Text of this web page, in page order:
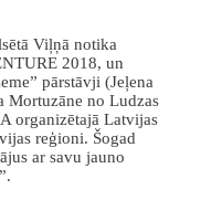
Viļņā notika
2018, un
pārstāvji (Jeļena
Mortuzāne no Ludzas
organizētajā Latvijas
reģioni. Šogad
ar savu jauno